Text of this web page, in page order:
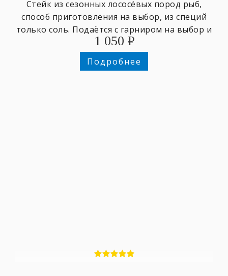
Стейк из сезонных лососёвых пород рыб,
способ приготовления на выбор, из специй
только соль. Подаётся с гарниром на выбор и
зеленью.
1 050 ₽
Подробнее